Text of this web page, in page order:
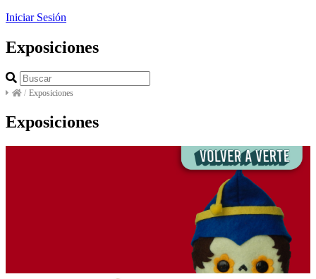
Iniciar Sesión
Exposiciones
/ Exposiciones
Exposiciones